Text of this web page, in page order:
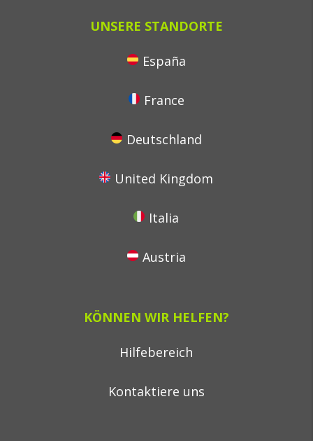
UNSERE STANDORTE
España
France
Deutschland
United Kingdom
Italia
Austria
KÖNNEN WIR HELFEN?
Hilfebereich
Kontaktiere uns